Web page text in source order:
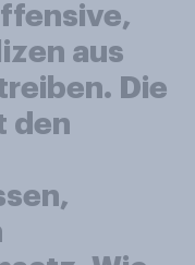
aus
Die
den